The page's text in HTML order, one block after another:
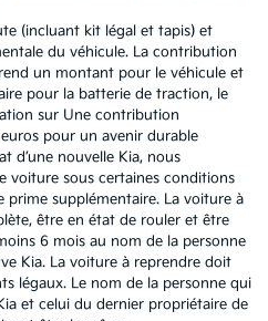
(incluant kit légal et tapis) et
du véhicule. La contribution
un montant pour le véhicule et
pour la batterie de traction, le
sur Une contribution
pour un avenir durable
d’une nouvelle Kia, nous
voiture sous certaines conditions
supplémentaire. La voiture à
être en état de rouler et être
6 mois au nom de la personne
Kia. La voiture à reprendre doit
légaux. Le nom de la personne qui
et celui du dernier propriétaire de